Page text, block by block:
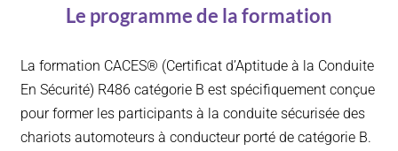
Le programme de la formation
La formation CACES® (Certificat d’Aptitude à la Conduite
En Sécurité) R486 catégorie B est spécifiquement conçue
pour former les participants à la conduite sécurisée des
chariots automoteurs à conducteur porté de catégorie B.